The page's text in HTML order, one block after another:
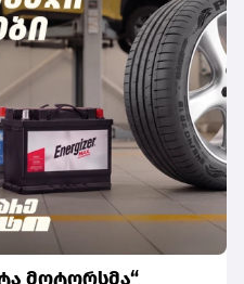
მოტორსმა“